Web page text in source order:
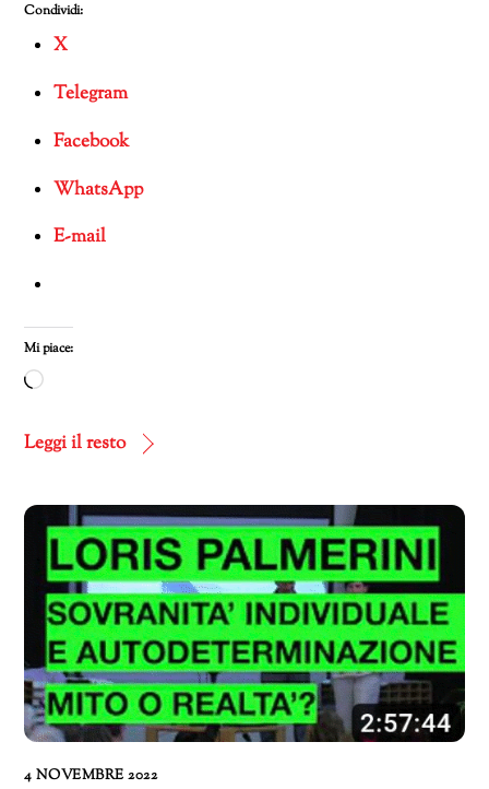
Condividi:
X
Telegram
Facebook
WhatsApp
E-mail
Mi piace:
Caricamento
corso…
Leggi il resto
4 NOVEMBRE 2022